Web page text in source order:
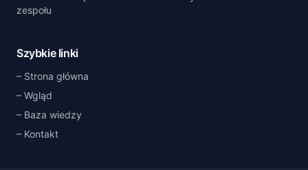
zespołu
Szybkie linki
Strona główna
Wgląd
Baza wiedzy
Kontakt